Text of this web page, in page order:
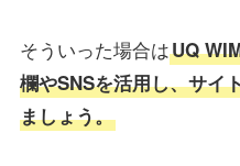
そういった場合はUQ
欄やSNSを活用し、サイ
ましょう。